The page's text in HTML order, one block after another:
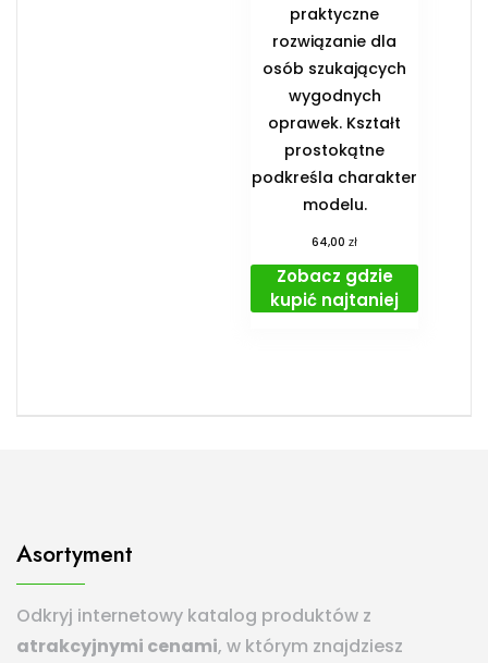
praktyczne
rozwiązanie dla
osób szukających
wygodnych
oprawek. Kształt
prostokątne
podkreśla charakter
modelu.
64,00zł
Zobacz gdzie
kupić najtaniej
Asortyment
Odkryj internetowy katalog produktów z
atrakcyjnymi cenami, w którym znajdziesz